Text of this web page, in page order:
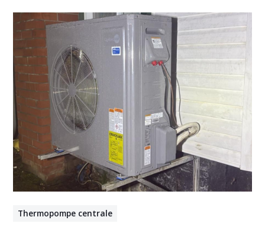
Thermopompe centrale